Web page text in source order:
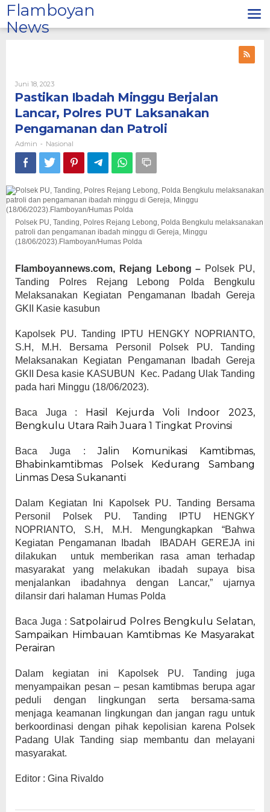
Lewati
ke
konten
Flamboyan
News
Juni 18, 2023Oleh
Admin
Pastikan Ibadah Minggu Berjalan
Lancar, Polres PUT Laksanakan
Pengamanan dan Patroli
Admin - Nasional
Polsek PU, Tanding, Polres Rejang Lebong, Polda Bengkulu melaksanakan
patroli dan pengamanan ibadah minggu di Gereja, Minggu
(18/06/2023).Flamboyan/Humas Polda
Flamboyannews.com, Rejang Lebong – Polsek PU,
Tanding Polres Rejang Lebong Polda Bengkulu
Melaksanakan Kegiatan Pengamanan Ibadah Gereja
GKII Kasie kasubun
Kapolsek PU. Tanding IPTU HENGKY NOPRIANTO,
S.H, M.H. Bersama Personil Polsek PU. Tanding
Melaksanakan Kegiatan Pengamanan Ibadah Gereja
GKII Desa kasie KASUBUN Kec. Padang Ulak Tanding
pada hari Minggu (18/06/2023).
Baca Juga : Hasil Kejurda Voli Indoor 2023,
Bengkulu Utara Raih Juara 1 Tingkat Provinsi
Baca Juga :Jalin Komunikasi Kamtibmas,
Bhabinkamtibmas Polsek Kedurang Sambang
Linmas Desa Sukananti
Dalam Kegiatan Ini Kapolsek PU. Tanding Bersama
Personil Polsek PU. Tanding IPTU HENGKY
NOPRIANTO, S.H, M.H. Mengungkapkan “Bahwa
Kegiatan Pengamanan Ibadah IBADAH GEREJA ini
dilakukan untuk memberikan rasa aman terhadap
masyarakat yang melakukan ibadah supaya bisa
menjalankan ibadahnya dengan Lancar,” ujarnya
dilansir dari halaman Humas Polda
Baca Juga : Satpolairud Polres Bengkulu Selatan,
Sampaikan Himbauan Kamtibmas Ke Masyarakat
Perairan
Dalam kegiatan ini Kapolsek PU. Tanding juga
menyampaikan pesan – pesan kamtibmas berupa agar
peduli dengan lingkungan serta bersama-sama
menjaga keamanan lingkungan dan jangan ragu untuk
berkoordinasi dengan pihak kepolisian karena Polsek
Padang Ulak Tanding siap membantu dan melayani
masyarakat.
Editor : Gina Rivaldo